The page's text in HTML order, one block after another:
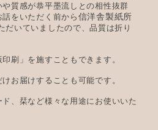
質感が恭平墨流しとの相性抜群
をいただく前から 信洋舎製紙所
だいていましたので、品質は折り
刷」を施すこともできます。
お届けすることも可能です。
、栞など様々な用途にお使いいた